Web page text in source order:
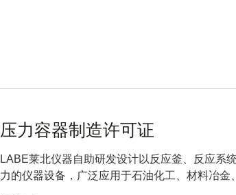
压力容器制造许可证
LABE莱北仪器自助研发设计以反应釜、反应系
力的仪器设备，广泛应用于石油化工、材料冶